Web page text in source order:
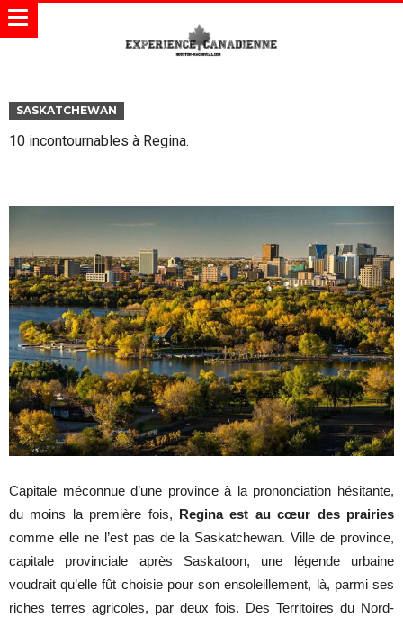
SASKATCHEWAN
10 incontournables à Regina.
Capitale méconnue d’une province à la prononciation hésitante,
du moins la première fois, Regina est au cœur des prairies
comme elle ne l’est pas de la Saskatchewan. Ville de province,
capitale provinciale après Saskatoon, une légende urbaine
voudrait qu’elle fût choisie pour son ensoleillement, là, parmi ses
riches terres agricoles, par deux fois. Des Territoires du Nord-